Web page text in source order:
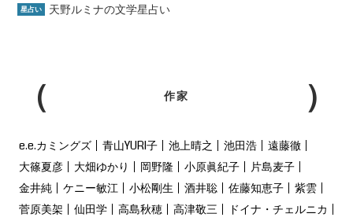
星占い 天野ルミナの文学星占い
作家
e.e.カミングズ 青山YURI子 池上晴之 池田浩
遠藤徹
大篠夏彦
大畑ゆかり 岡野隆 小原眞紀子
片島麦子
金井純
ケニー敏江 小松剛生 酒井聡 佐藤知恵子
紫雲
菅原美架
仙田学 高島秋穂 高津敬三
ドイナ・チェルニカ